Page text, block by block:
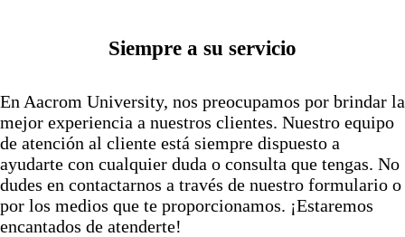
Siempre a su servicio
En Aacrom University, nos preocupamos por brindar la
mejor experiencia a nuestros clientes. Nuestro equipo
de atención al cliente está siempre dispuesto a
ayudarte con cualquier duda o consulta que tengas. No
dudes en contactarnos a través de nuestro formulario o
por los medios que te proporcionamos. ¡Estaremos
encantados de atenderte!